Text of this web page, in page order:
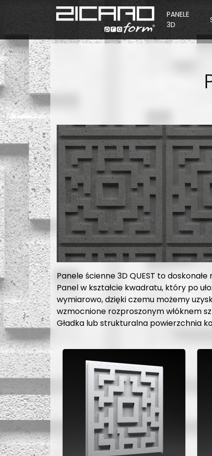
PANELE
3D
Panele ścienne 3D QUEST to
Panel w kształcie kwadratu, który po
wymiarowo, dzięki czemu możemy
wzmocnione rozproszonym włóknem
Gładka lub strukturalna powierzchnia